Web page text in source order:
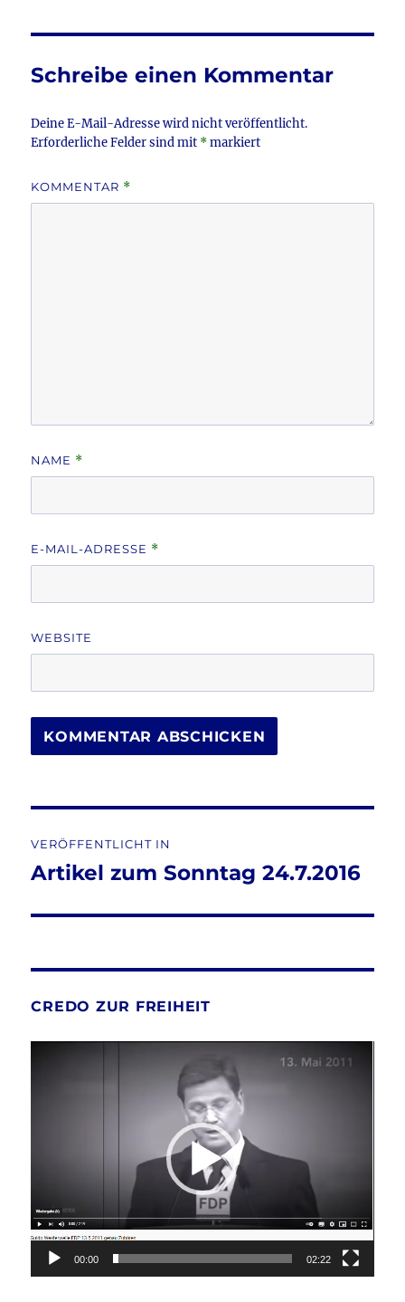
b
o
o
k
r
Schreibe einen Kommentar
Deine E-Mail-Adresse wird nicht veröffentlicht.
Erforderliche Felder sind mit *markiert
KOMMENTAR *
NAME *
E-MAIL-ADRESSE *
WEBSITE
VERÖFFENTLICHT IN
Artikel zum Sonntag 24.7.2016
CREDO ZUR FREIHEIT
00:00 02:22